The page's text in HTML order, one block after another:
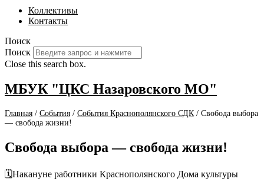
Коллективы
Контакты
Поиск
Поиск
Close this search box.
МБУК "ЦКС Назаровского МО"
Главная / События / События Краснополянского СДК / Свобода выбора
— свобода жизни!
Свобода выбора — свобода жизни!
🗓️Накануне работники Краснополянского Дома культуры